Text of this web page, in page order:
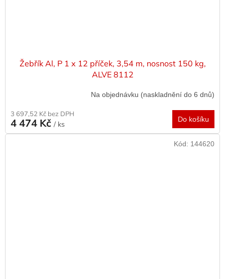
Žebřík Al, P 1 x 12 příček, 3,54 m, nosnost 150 kg,
ALVE 8112
Na objednávku (naskladnění do 6 dnů)
3 697,52 Kč bez DPH
4 474 Kč / ks
Do košíku
Kód: 144620